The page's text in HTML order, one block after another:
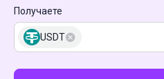
Получаете
USDT